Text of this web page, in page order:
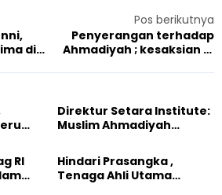
di
Pos berikutnya
Penyerangan terhadap
Ahmadiyah ; kesaksian di
membuktikan keterlibatan
Direktur Setara Institute:
Muslim Ahmadiyah
Dunia dari “Infrastruktur
Kemanusiaan”
RI
Hindari Prasangka ,
Tenaga Ahli Utama